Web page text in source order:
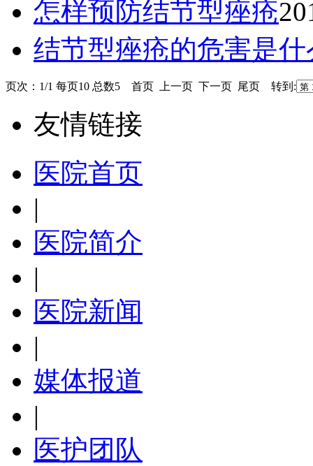
怎样预防结节型痤疮
结节型痤疮的危害是什
页次：1/1 每页10 总数5 首页 上一页 下一页 尾页 转到:
友情链接
医院首页
|
医院简介
|
医院新闻
|
媒体报道
|
医护团队